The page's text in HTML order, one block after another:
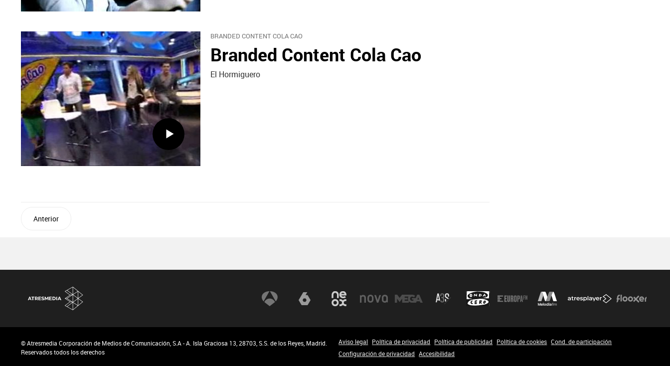
BRANDED CONTENT COLA CAO
Branded Content Cola Cao
El Hormiguero
Anterior
© Atresmedia Corporación de Medios de Comunicación, S.A - A. Isla Graciosa 13, 28703, S.S. de los Reyes, Madrid.
Reservados todos los derechos
Aviso legal Política de privacidad Política de publicidad Política de cookies Cond. de participación
Configuración de privacidad Accesibilidad